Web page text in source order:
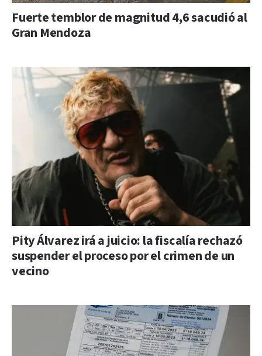
Fuerte temblor de magnitud 4,6 sacudió al
Gran Mendoza
Pity Álvarez irá a juicio: la fiscalía rechazó
suspender el proceso por el crimen de un
vecino